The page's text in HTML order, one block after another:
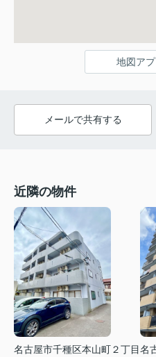
地図ア
メールで共有する
近隣の物件
名古屋市千種区本山町２丁目名